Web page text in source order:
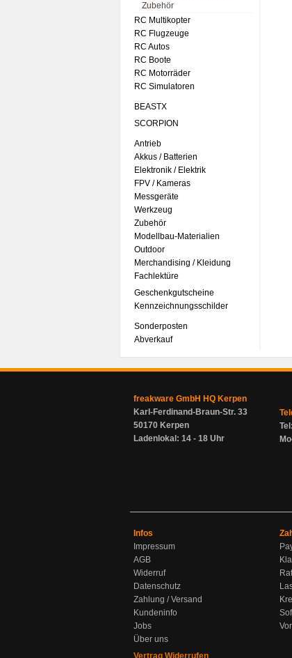
Zubehör
RC Multikopter
RC Flugzeuge
RC Autos
RC Boote
RC Motorräder
RC Simulatoren
BEASTX
SCORPION
Antrieb
Akkus / Batterien
Elektronik / Elektrik
FPV / Kameras
Messgeräte
Werkzeug
Zubehör
Modellbau-Materialien
Outdoor
Merchandising / Kleidung
Fachlektüre
Geschenkgutscheine
Kennzeichnungsschilder
Sonderposten
Abverkauf
freakware GmbH HQ Kerpen
Karl-Ferdinand-Braun-Str. 33
50170 Kerpen
Ladenlokal: 14 - 18 Uhr
Infos
Impressum
AGB
Widerruf
Datenschutz
Zahlung / Versand
Kundeninfo
Jobs
Über uns
Vertrag Widerrufen